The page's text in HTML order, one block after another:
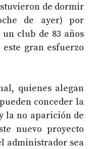
de dormir
de ayer) por
club de 83 años
gran esfuerzo
quienes alegan
conceder la
la no aparición de
nuevo proyecto
administrador sea